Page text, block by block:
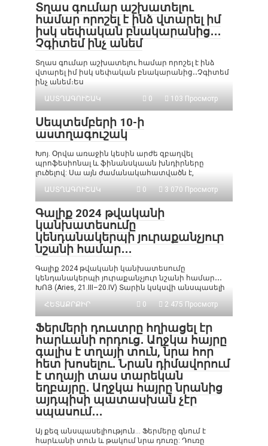
Տղաս գումար աշխատելու
համար որոշել է ինձ վտարել իմ
իսկ սեփական բնակարանից․․․
Չգիտեմ ինչ անեմ
Տղաս գումար աշխատելու համար որոշել է ինձ
վտարել իմ իսկ սեփական բնակարանից․․Չգիտեմ
ինչ անեմ։Ես
ԱՍՏՂԱԳՈՒՇԱԿ
0 103 Просмотр
Սեպտեմբերի 10-ի
աստղագուշակ
Խոյ. Օրվա առաջին կեսին արժե զբաղվել
պրոֆեսիոնալ և ֆինանսկաան խնդիրները
լուծելով: Սա այն ժամանակահատվածն է,
ԱՍՏՂԱԳՈՒՇԱԿ
0 3 070 Просмотр
Գալիք 2024 թվականի
կանխատեսումը
կենդանակերպի յուրաքանչյուր
նշանի համար․․․
Գալիք 2024 թվականի կանխատեսումը
կենդանակերպի յուրաքանչյուր նշանի համար․․․
ԽՈՅ (Aries, 21.III–20.IV) Տարին կսկսվի անսպասելի
ՀԵՏԱՔՐՔԻՐ
0 2 475 Просмотр
Ֆերմերի դուստրը հղիացել էր
հարևանի որդուց․ Աղջկա հայրը
գալիս է տղայի տուն, նրա հոր
հետ խոսելու․ Նրան դիմավորում
է տղայի տաս տարեկան
եղբայրը․ Աղջկա հայրը նրանից
այդպիսի պատասխան չէր
սպասում․․․
Այ քեզ անսպասելիություն… Ֆերմերը գնում է
հարևանի տուն և թակում նրա դուռը: Դուռը